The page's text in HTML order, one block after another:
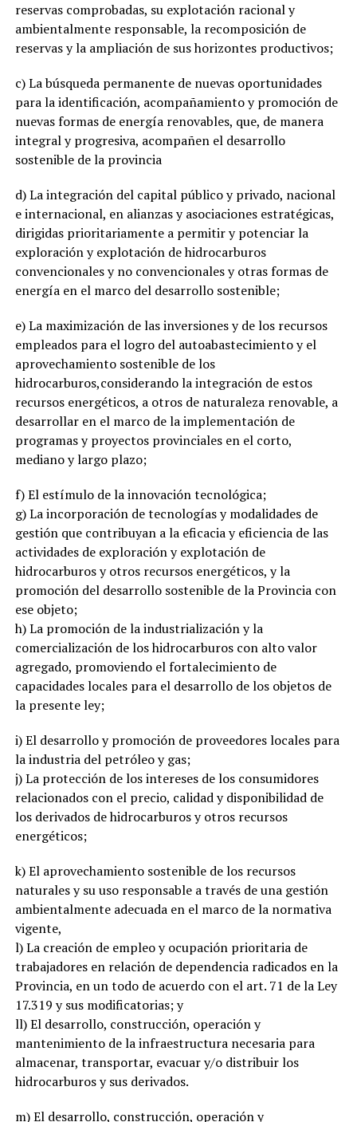
reservas comprobadas, su explotación racional y
ambientalmente responsable, la recomposición de
reservas y la ampliación de sus horizontes productivos;
c) La búsqueda permanente de nuevas oportunidades
para la identificación, acompañamiento y promoción de
nuevas formas de energía renovables, que, de manera
integral y progresiva, acompañen el desarrollo
sostenible de la provincia
d) La integración del capital público y privado, nacional
e internacional, en alianzas y asociaciones estratégicas,
dirigidas prioritariamente a permitir y potenciar la
exploración y explotación de hidrocarburos
convencionales y no convencionales y otras formas de
energía en el marco del desarrollo sostenible;
e) La maximización de las inversiones y de los recursos
empleados para el logro del autoabastecimiento y el
aprovechamiento sostenible de los
hidrocarburos,considerando la integración de estos
recursos energéticos, a otros de naturaleza renovable, a
desarrollar en el marco de la implementación de
programas y proyectos provinciales en el corto,
mediano y largo plazo;
f) El estímulo de la innovación tecnológica;
g) La incorporación de tecnologías y modalidades de
gestión que contribuyan a la eficacia y eficiencia de las
actividades de exploración y explotación de
hidrocarburos y otros recursos energéticos, y la
promoción del desarrollo sostenible de la Provincia con
ese objeto;
h) La promoción de la industrialización y la
comercialización de los hidrocarburos con alto valor
agregado, promoviendo el fortalecimiento de
capacidades locales para el desarrollo de los objetos de
la presente ley;
i) El desarrollo y promoción de proveedores locales para
la industria del petróleo y gas;
j) La protección de los intereses de los consumidores
relacionados con el precio, calidad y disponibilidad de
los derivados de hidrocarburos y otros recursos
energéticos;
k) El aprovechamiento sostenible de los recursos
naturales y su uso responsable a través de una gestión
ambientalmente adecuada en el marco de la normativa
vigente,
l) La creación de empleo y ocupación prioritaria de
trabajadores en relación de dependencia radicados en la
Provincia, en un todo de acuerdo con el art. 71 de la Ley
17.319 y sus modificatorias; y
ll) El desarrollo, construcción, operación y
mantenimiento de la infraestructura necesaria para
almacenar, transportar, evacuar y/o distribuir los
hidrocarburos y sus derivados.
m) El desarrollo, construcción, operación y